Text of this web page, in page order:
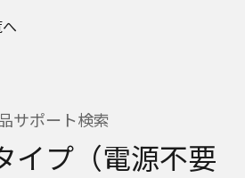
サポート検索
イプ（電源不要